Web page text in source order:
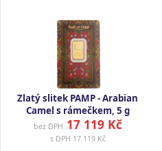
Zlatý slitek PAMP - Arabian
Camel s rámečkem, 5 g
bez DPH 17 119 Kč
s DPH 17 119 Kč